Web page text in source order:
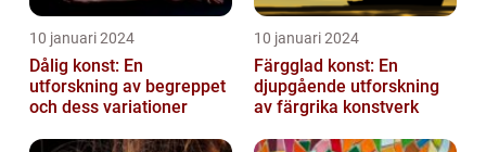
10 januari 2024
Dålig konst: En
utforskning av begreppet
och dess variationer
10 januari 2024
Färgglad konst: En
djupgående utforskning
av färgrika konstverk